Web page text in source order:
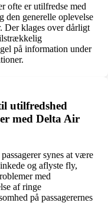
ofte er utilfredse med
den generelle oplevelse
Der klages over dårligt
på information under
utilfredshed
med Delta Air
synes at være
og aflyste fly,
med
af ringe
på passagerernes